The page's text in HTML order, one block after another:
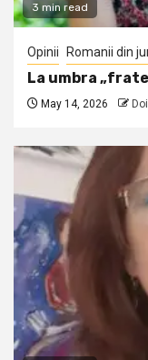
3 min read
Opinii Romanii din
La umbra
May 14, 2026